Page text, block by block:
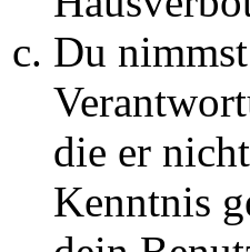
Du
die er
Kenntnis